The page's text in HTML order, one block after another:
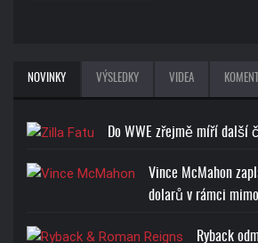
NOVINKY VÝSLEDKY VIDEA
Do WWE zřejmě míří další
Vince McMahon
dolarů v rámci
Ryback